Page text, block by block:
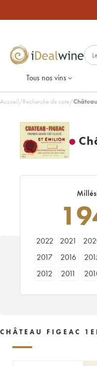
Tous nos vins
Accueil/Recherche de cote/
2022 2021
2017
2016
2012
2011
CHÂTEAU FIGEAC